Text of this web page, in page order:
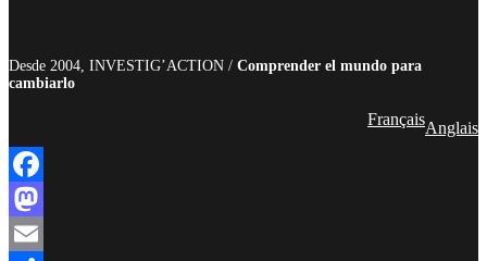
Desde 2004, INVESTIG’ACTION / Comprender el mundo para
cambiarlo
FrançaisAnglais
Facebook
Mastodon